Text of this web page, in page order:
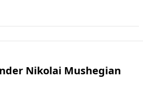
Nikolai Mushegian